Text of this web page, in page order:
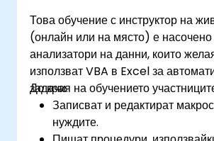
усъвършенствани способности
на данни и създаване на отчети.
Това обучение с инструктор на
(онлайн или на място) е
анализатори на данни, които
използват VBA в Excel за
задачи.
До края на обучението
Записват и редактират
нуждите.